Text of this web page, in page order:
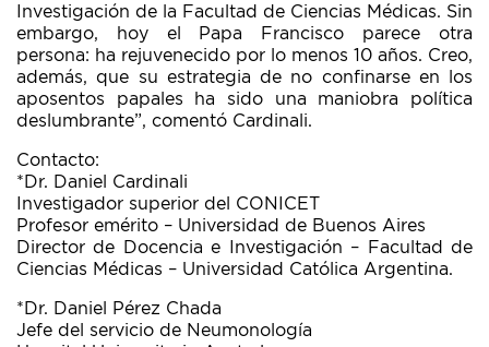
Investigación de la Facultad de Ciencias Médicas. Sin
embargo, hoy el Papa Francisco parece otra
persona: ha rejuvenecido por lo menos 10 años. Creo,
además, que su estrategia de no confinarse en los
aposentos papales ha sido una maniobra política
deslumbrante”, comentó Cardinali.
Contacto:
*Dr. Daniel Cardinali
Investigador superior del CONICET
Profesor emérito – Universidad de Buenos Aires
Director de Docencia e Investigación – Facultad de
Ciencias Médicas – Universidad Católica Argentina.
*Dr. Daniel Pérez Chada
Jefe del servicio de Neumonología